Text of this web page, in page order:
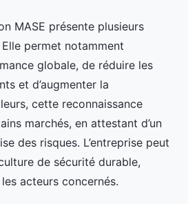
MASE présente plusieurs
permet notamment
globale, de réduire les
et d’augmenter la
cette reconnaissance
marchés, en attestant d’un
des risques. L’entreprise peut
de sécurité durable,
acteurs concernés.